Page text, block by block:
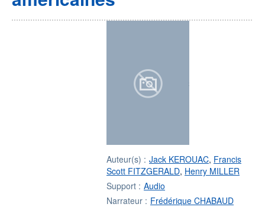
Auteur(s) : Jack KEROUAC, Francis
Scott FITZGERALD, Henry MILLER
Support : Audio
Narrateur : Frédérique CHABAUD